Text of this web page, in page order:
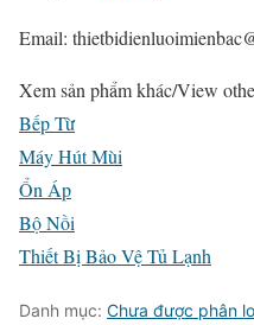
Email:
Xem sản phẩm khác/View
Bếp Từ
Máy Hút Mùi
Ổn Áp
Bộ Nồi
Thiết Bị Bảo Vệ Tủ Lạnh
Danh mục: Chưa được phân